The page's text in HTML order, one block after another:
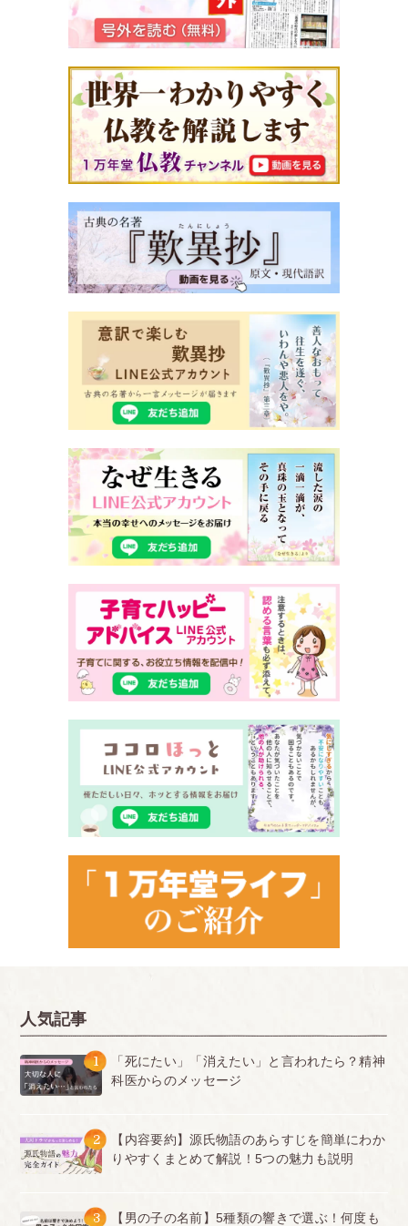
人気記事
1
「死にたい」「消えたい」と言われたら？精神
科医からのメッセージ
2
【内容要約】源氏物語のあらすじを簡単にわか
りやすくまとめて解説！5つの魅力も説明
3
【男の子の名前】5種類の響きで選ぶ！何度も